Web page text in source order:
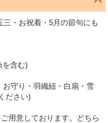
・お祝着・5月の節句にも
を含む)
守り・羽織紐・白扇・雪
ださい)
用意しております。どちら